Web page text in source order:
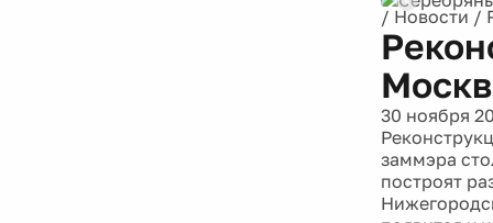
/ Новости /
30 ноября
заммэра
построят